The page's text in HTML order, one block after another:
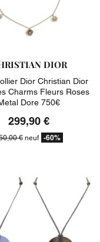
DIOR
Dior Christian Dior
Charms Fleurs Roses
Dore 750€
299,90 €
€ neuf -60%